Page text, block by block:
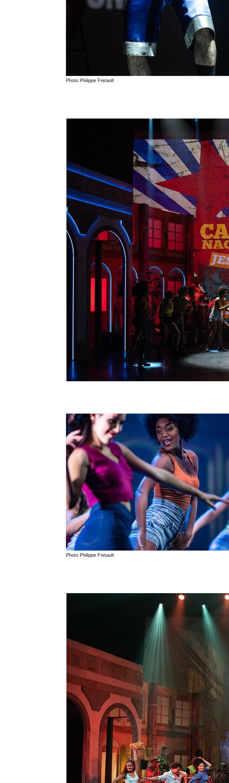
Photo Philippe Fretault
Photo Philippe Fretault